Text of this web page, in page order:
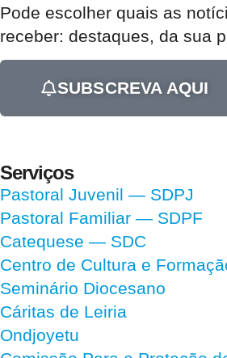
Pode escolher quais as
receber: destaques, da sua
SUBSCREVA AQUI
Serviços
Pastoral Juvenil — SDPJ
Pastoral Familiar — SDPF
Catequese — SDC
Centro de Cultura e
Seminário Diocesano
Cáritas de Leiria
Ondjoyetu